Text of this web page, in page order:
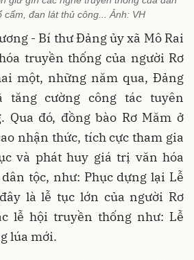
cẩm, đan lát thủ công... Ảnh: VH
- Bí thư Đảng ủy xã Mô Rai
truyền thống của người Rơ
một, những năm qua, Đảng
tăng cường công tác tuyên
Qua đó, đồng bào Rơ Măm ở
nhận thức, tích cực tham gia
và phát huy giá trị văn hóa
tộc, như: Phục dựng lại Lễ
là lễ tục lớn của người Rơ
lễ hội truyền thống như: Lễ
lúa mới.